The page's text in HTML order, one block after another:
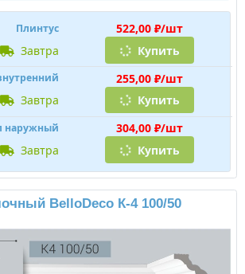
Плинтус
522,00 ₽/шт
завтра
Купить
255,00 ₽/шт
завтра
Купить
наружный
304,00 ₽/шт
завтра
Купить
BelloDeco К-4 100/50